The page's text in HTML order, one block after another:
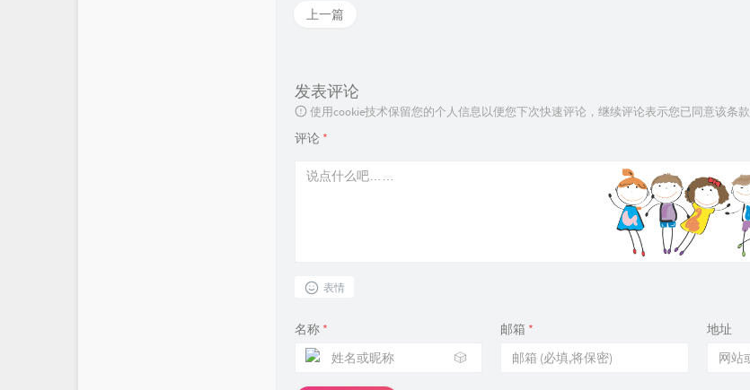
上一篇
发表评论
使用cookie技术保留您的个人信息以便您下次快速评论，继续评论表示您已同意该条款
评论 *
表情
名称 *
🎲
邮箱 * 地址